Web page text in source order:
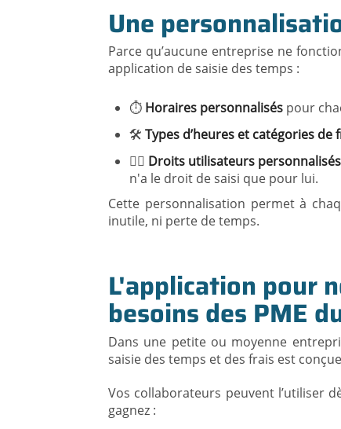
Une
Parce qu’aucune entreprise ne
application de saisie des temps :
⏱️ Horaires personnalisés pour
🛠️ Types d’heures et catégories de
👷‍♂️ Droits utilisateurs personnalisés
n'a le droit de saisi que pour lui.
Cette personnalisation permet à
inutile, ni perte de temps.
L'application pour
besoins des PME
Dans une petite ou moyenne
saisie des temps et des frais est
Vos collaborateurs peuvent l’utiliser
gagnez :